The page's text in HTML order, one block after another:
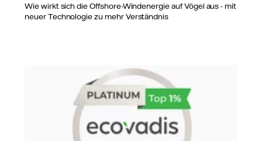
Wie wirkt sich die Offshore-Windenergie auf Vögel aus - mit
neuer Technologie zu mehr Verständnis